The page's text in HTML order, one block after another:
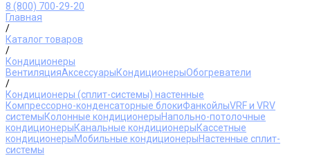
8 (800) 700-29-20
Главная
/
Каталог товаров
/
Кондиционеры
ВентиляцияАксессуарыКондиционерыОбогреватели
/
Кондиционеры (сплит-системы) настенные
Компрессорно-конденсаторные блокиФанкойлыVRF и VRV
системыКолонные кондиционерыНапольно-потолочные
кондиционерыКанальные кондиционерыКассетные
кондиционерыМобильные кондиционерыНастенные сплит-
системы